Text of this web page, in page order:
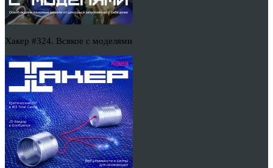
Хакер #324. Всякое с моделями